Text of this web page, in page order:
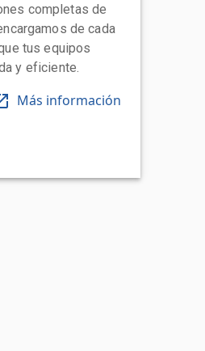
completas de
de cada
tus equipos
y eficiente.
Más información